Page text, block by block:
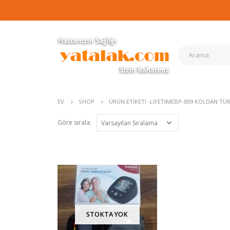
EV SHOP ÜRÜN ETIKETI -LIFETIMEBP-809 KOLDAN
Göre sırala:
STOKTA YOK